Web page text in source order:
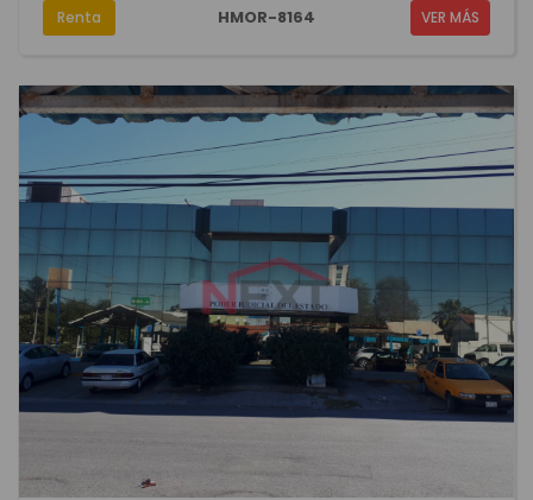
Renta HMOR-8164 VER MÁS